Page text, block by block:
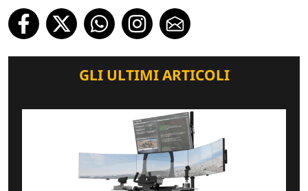
GLI ULTIMI ARTICOLI